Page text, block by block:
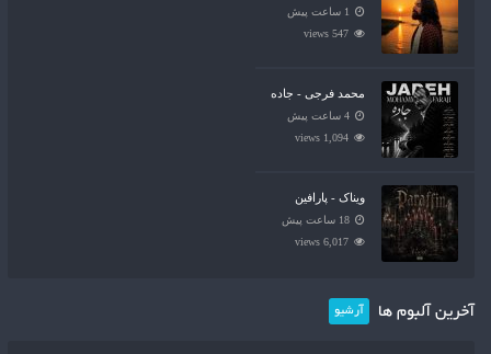
1 ساعت پیش
547 views
محمد فرجی - جاده
4 ساعت پیش
1,094 views
ویناک - پارافین
18 ساعت پیش
6,017 views
آخرین آلبوم ها آرشیو